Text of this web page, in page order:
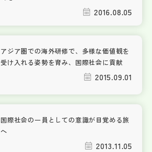
2016.08.05
アジア圏での海外研修で、多様な価値観を
受け入れる姿勢を育み、国際社会に貢献
2015.09.01
国際社会の一員としての意識が目覚める旅
へ
2013.11.05